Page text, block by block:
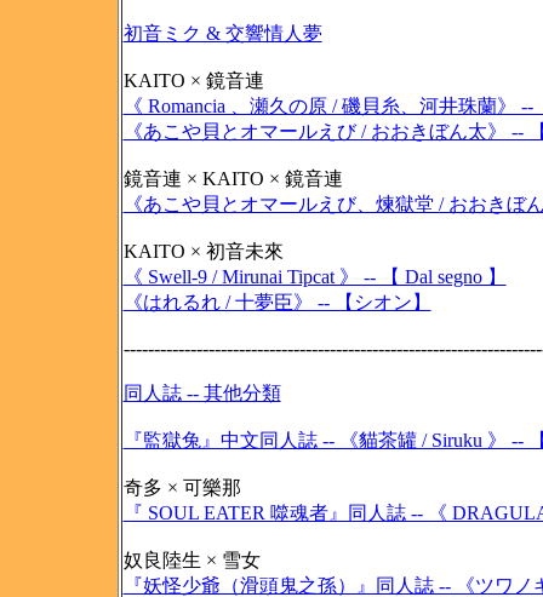
初音ミク & 交響情人夢
KAITO × 鏡音連
《 Romancia 、瀬久の原 / 磯貝糸、河井珠蘭》
《あこや貝とオマールえび / おおきぼん太》 --
鏡音連 × KAITO × 鏡音連
《あこや貝とオマールえび、煉獄堂 / おおき
KAITO × 初音未來
《 Swell-9 / Mirunai Tipcat 》 -- 【 Dal segno 】
《はれるれ / 十夢臣》 -- 【シオン】
同人誌 -- 其他分類
『監獄兔』中文同人誌 -- 《貓茶罐 / Siruku 》 --
奇多 × 可樂那
『 SOUL EATER 噬魂者』同人誌 -- 《
奴良陸生 × 雪女
『妖怪少爺（滑頭鬼之孫）』同人誌 -- 《ツワ